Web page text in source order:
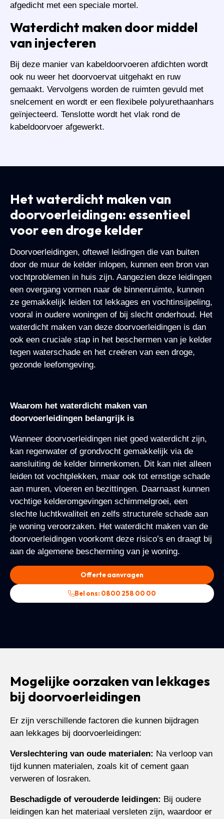
afgedicht met een speciale mortel.
Waterdicht maken door middel
van injecteren
Bij deze manier van kabeldoorvoeren afdichten wordt
ook nu weer het doorvoervat uitgehakt en ruw
gemaakt. Vervolgens worden de ruimten gevuld met
snelcement en wordt er een flexibele polyurethaanhars
geïnjecteerd. Tenslotte wordt het vlak rond de
kabeldoorvoer afgewerkt.
Het waterdicht maken van
doorvoerleidingen: essentieel
voor een droge kelder
Doorvoerleidingen, oftewel leidingen die van buiten
door de muur de kelder inlopen, kunnen een bron van
vochtproblemen in huis zijn. Aangezien deze leidingen
een overgang vormen naar de binnenruimte, kunnen
ze gemakkelijk leiden tot lekkages en vochtinsijpeling,
vooral in oudere woningen of bij slecht onderhoud. Het
waterdicht maken van deze doorvoerleidingen is dan
ook een cruciale stap in het beschermen van je kelder
tegen waterschade en het creëren van een droge,
gezonde leefomgeving.
Waarom het waterdicht maken van
doorvoerleidingen belangrijk is
Wanneer doorvoerleidingen niet goed waterdicht zijn,
kan regenwater of grondvocht gemakkelijk via de
aansluiting de kelder binnenkomen. Dit kan niet alleen
leiden tot vochtplekken, maar ook tot ernstige schade
aan muren, vloeren en bezittingen. Daarnaast kunnen
vochtige kelderomgevingen schimmelgroei, een
slechte luchtkwaliteit en zelfs structurele schade aan
je woning veroorzaken. Het waterdicht maken van de
doorvoerleidingen voorkomt deze risico’s en draagt bij
aan de algemene bescherming van je woning.
Offerte aanvragen
Bel ons: 0800 258 00 00
Mogelijke oorzaken van lekkages
bij doorvoerleidingen
Er zijn verschillende factoren die kunnen bijdragen
aan lekkages bij doorvoerleidingen:
Verslechtering van oude materialen: Na verloop van
tijd kunnen materialen, zoals kit of cement gaan
verweren of losraken.
Beschadigde of verouderde leidingen: Bij oudere
leidingen kan het materiaal versleten zijn, waardoor er